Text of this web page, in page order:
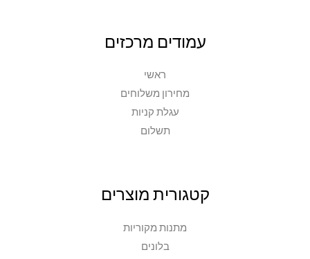
עמודים מרכזים
ראשי
מחירון משלוחים
עגלת קניות
תשלום
קטגורית מוצרים
מתנות מקוריות
בלונים